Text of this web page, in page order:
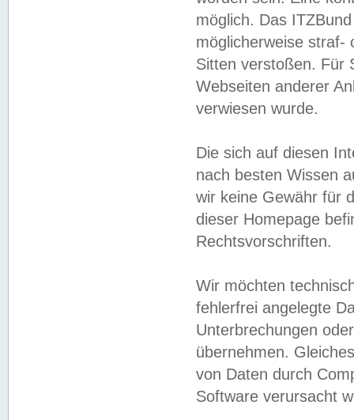
möglich. Das
möglicherweise straf-
Sitten verstoßen. Für
Webseiten anderer
verwiesen wurde.
Die sich auf diesen
nach besten Wissen
wir keine Gewähr für
dieser Homepage
Rechtsvorschriften.
Wir möchten
fehlerfrei angelegte
Unterbrechungen
übernehmen.
von Daten durch
Software verursacht